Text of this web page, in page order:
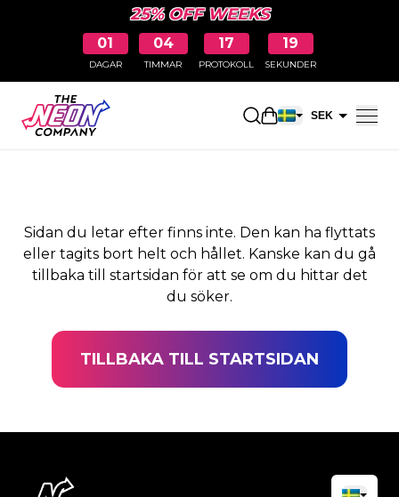
25% OFF WEEKS
01
DAGAR
04
TIMMAR
17
PROTOKOLL
18
SEKUNDER
ÖppnaSEK
SIDAN HITTADES INTE
Sidan du letar efter finns inte. Den kan ha flyttats
eller tagits bort helt och hållet. Kanske kan du gå
tillbaka till startsidan för att se om du hittar det
du söker.
TILLBAKA TILL STARTSIDAN